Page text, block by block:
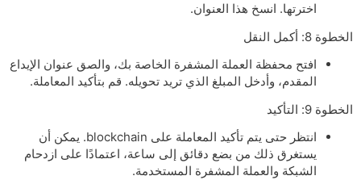
اخترتها. انسخ هذا العنوان.
الخطوة 8: أكمل النقل
افتح محفظة العملة المشفرة الخاصة بك، والصق عنوان الإيداع
المقدم، وأدخل المبلغ الذي تريد تحويله. قم بتأكيد المعاملة.
الخطوة 9: التأكيد
انتظر حتى يتم تأكيد المعاملة على blockchain. يمكن أن
يستغرق ذلك من بضع دقائق إلى ساعة، اعتمادًا على ازدحام
الشبكة والعملة المشفرة المستخدمة.